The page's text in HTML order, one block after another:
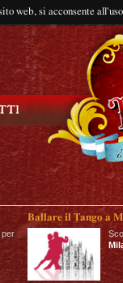
web, si acconsente
per
Ballare il Tango a